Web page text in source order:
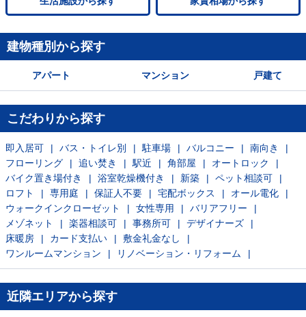
建物種別から探す
アパート マンション 戸建て
こだわりから探す
即入居可 バス・トイレ別 駐車場 バルコニー
南向き
フローリング
追い焚き 駅近 角部屋
オートロック
バイク置き場付き
浴室乾燥機付き 新築
ペット相談可
ロフト
専用庭 保証人不要 宅配ボックス
オール電化
ウォークインクローゼット
女性専用
バリアフリー
メゾネット
楽器相談可 事務所可
デザイナーズ
床暖房
カード支払い
敷金礼金なし
ワンルームマンション
リノベーション・リフォーム
近隣エリアから探す